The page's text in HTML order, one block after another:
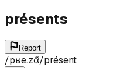
présents
Report
/pʁe.zɑ̃/présent